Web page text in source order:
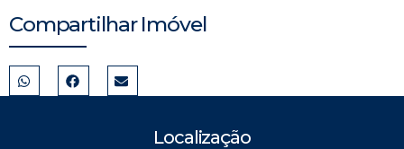
Compartilhar Imóvel
Localização